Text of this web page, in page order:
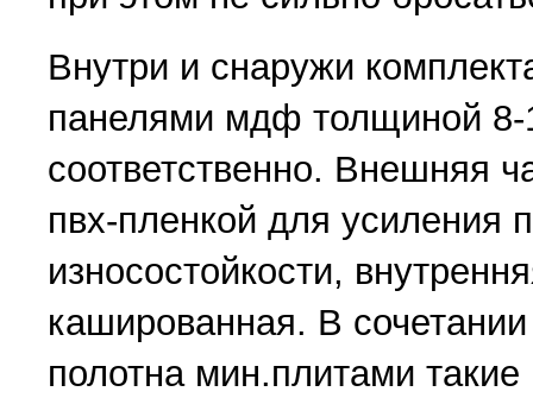
Внутри и снаружи
панелями мдф толщиной
соответственно. Внешняя
пвх-пленкой для усиления
износостойкости,
кашированная. В
полотна мин.плитами